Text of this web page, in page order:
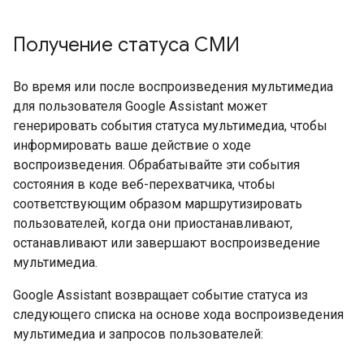
Получение статуса СМИ
Во время или после воспроизведения мультимедиа
для пользователя Google Assistant может
генерировать события статуса мультимедиа, чтобы
информировать ваше действие о ходе
воспроизведения. Обрабатывайте эти события
состояния в коде веб-перехватчика, чтобы
соответствующим образом маршрутизировать
пользователей, когда они приостанавливают,
останавливают или завершают воспроизведение
мультимедиа.
Google Assistant возвращает событие статуса из
следующего списка на основе хода воспроизведения
мультимедиа и запросов пользователей: